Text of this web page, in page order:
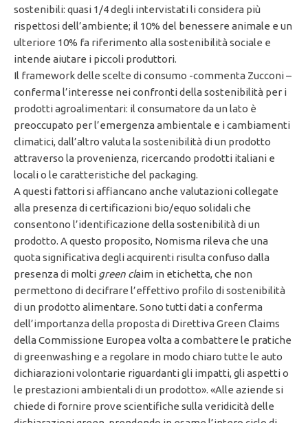
sostenibili: quasi 1/4 degli intervistati li considera più
rispettosi dell’ambiente; il 10% del benessere animale e un
ulteriore 10% fa riferimento alla sostenibilità sociale e
intende aiutare i piccoli produttori.
Il framework delle scelte di consumo -commenta Zucconi –
conferma l’interesse nei confronti della sostenibilità per i
prodotti agroalimentari: il consumatore da un lato è
preoccupato per l’emergenza ambientale e i cambiamenti
climatici, dall’altro valuta la sostenibilità di un prodotto
attraverso la provenienza, ricercando prodotti italiani e
locali o le caratteristiche del packaging.
A questi fattori si affiancano anche valutazioni collegate
alla presenza di certificazioni bio/equo solidali che
consentono l’identificazione della sostenibilità di un
prodotto. A questo proposito, Nomisma rileva che una
quota significativa degli acquirenti risulta confuso dalla
presenza di molti green claim in etichetta, che non
permettono di decifrare l’effettivo profilo di sostenibilità
di un prodotto alimentare. Sono tutti dati a conferma
dell’importanza della proposta di Direttiva Green Claims
della Commissione Europea volta a combattere le pratiche
di greenwashing e a regolare in modo chiaro tutte le auto
dichiarazioni volontarie riguardanti gli impatti, gli aspetti o
le prestazioni ambientali di un prodotto». «Alle aziende si
chiede di fornire prove scientifiche sulla veridicità delle